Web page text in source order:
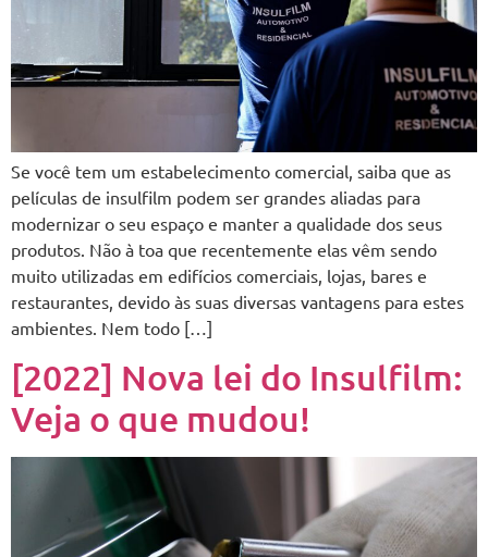
Se você tem um estabelecimento comercial, saiba que as
películas de insulfilm podem ser grandes aliadas para
modernizar o seu espaço e manter a qualidade dos seus
produtos. Não à toa que recentemente elas vêm sendo
muito utilizadas em edifícios comerciais, lojas, bares e
restaurantes, devido às suas diversas vantagens para estes
ambientes. Nem todo […]
[2022] Nova lei do Insulfilm:
Veja o que mudou!